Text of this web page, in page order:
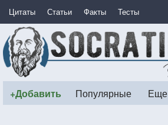
Цитаты Статьи Факты Тесты
+Добавить Популярные Еще